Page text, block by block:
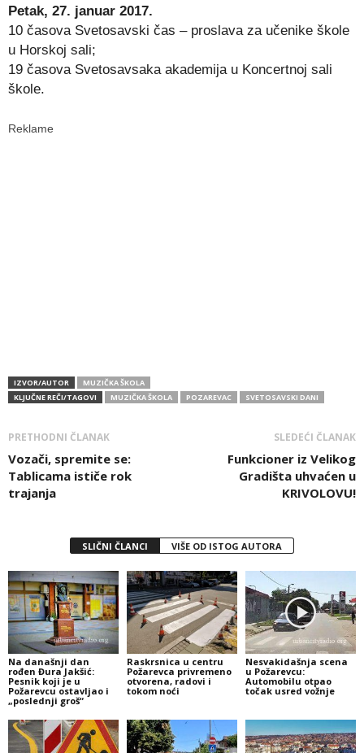
Petak, 27. januar 2017.
10 časova Svetosavski čas – proslava za učenike škole
u Horskoj sali;
19 časova Svetosavsaka akademija u Koncertnoj sali
škole.
Reklame
IZVOR/AUTOR
MUZIČKA ŠKOLA
KLJUČNE REČI/TAGOVI
MUZIČKA ŠKOLA POZAREVAC SVETOSAVSKI DANI
PRETHODNI ČLANAK
Vozači, spremite se:
Tablicama ističe rok
trajanja
SLEDEĆI ČLANAK
Funkcioner iz Velikog
Gradišta uhvaćen u
KRIVOLOVU!
SLIČNI ČLANCI VIŠE OD ISTOG AUTORA
Na današnji dan
rođen Đura Jakšić:
Pesnik koji je u
Požarevcu ostavljao i
„poslednji groš“
Raskrsnica u centru
Požarevca privremeno
otvorena, radovi i
tokom noći
Nesvakidašnja scena
u Požarevcu:
Automobilu otpao
točak usred vožnje